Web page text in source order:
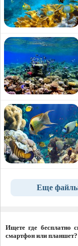
Еще
Ищете где бесплатно
смартфон или планшет?